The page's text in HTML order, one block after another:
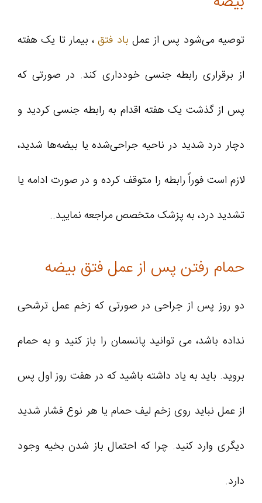
توصیه می‌شود پس از عمل باد فتق، بیمار تا یک هفته
از برقراری رابطه جنسی خودداری کند. در صورتی که
پس از گذشت یک هفته اقدام به رابطه جنسی کردید و
دچار درد شدید در ناحیه جراحی‌شده یا بیضه‌ها شدید،
لازم است فوراً رابطه را متوقف کرده و در صورت ادامه یا
تشدید درد، به پزشک متخصص مراجعه نمایید..
حمام رفتن پس از عمل فتق بیضه
دو روز پس از جراحی در صورتی که زخم عمل ترشحی
نداده باشد، می توانید پانسمان را باز کنید و به حمام
بروید. باید به یاد داشته باشید که در هفت روز اول پس
از عمل نباید روی زخم لیف حمام یا هر نوع فشار شدید
دیگری وارد کنید. چرا که احتمال باز شدن بخیه وجود
دارد.